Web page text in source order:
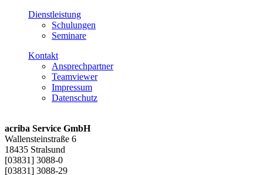
Dienstleistung
Schulungen
Seminare
Kontakt
Ansprechpartner
Teamviewer
Impressum
Datenschutz
acriba Service GmbH
Wallensteinstraße 6
18435 Stralsund
[03831] 3088-0
[03831] 3088-29